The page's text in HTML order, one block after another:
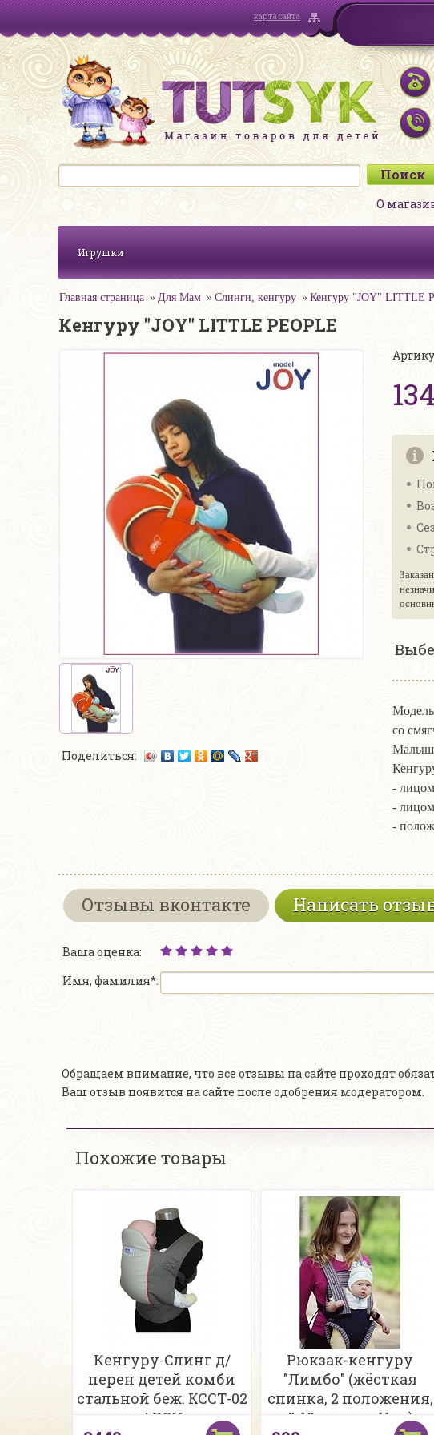
карта сайта
О
Игрушки
Главная страница Для Мам Слинги, кенгуру Кенгуру "JOY" LITTLE
Кенгуру "JOY" LITTLE PEOPLE
Поделиться:
Модель
со
Малыш
-
-
-
Отзывы вконтакте Написать
Ваша оценка:
Имя, фамилия*:
Обращаем внимание, что все отзывы на сайте проходят
Ваш отзыв появится на сайте после одобрения модератором.
Похожие товары
Кенгуру-Слинг д/
перен детей комби
стальной беж. КССТ-02
АРСИ
Рюкзак-кенгуру
"Лимбо" (жёсткая
спинка, 2 положения,
0-12 мес., до 11кг)